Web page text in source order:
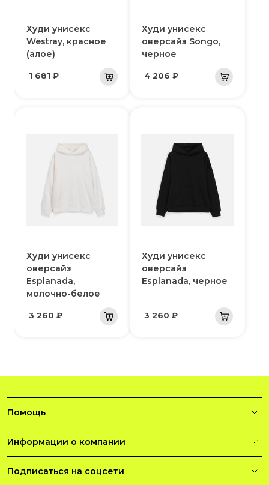
Худи унисекс
Westray, красное
(алое)
1 681 ₽
Худи унисекс
оверсайз Songo,
черное
4 206 ₽
Худи унисекс
оверсайз
Esplanada,
молочно-белое
3 260 ₽
Худи унисекс
оверсайз
Esplanada, черное
3 260 ₽
Помощь
Информации о компании
Подписаться на соцсети